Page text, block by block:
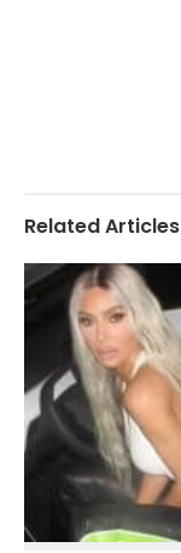
Related Articles